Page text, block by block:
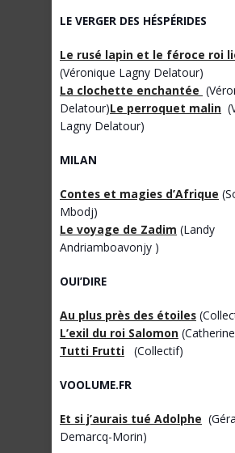
LE VERGER DES HÉSPÉRIDES
Le rusé lapin et le féroce roi
(Véronique Lagny Delatour)
La clochette enchantée
Delatour)Le perroquet malin
Lagny Delatour)
MILAN
Contes et magies d’Afrique
Mbodj)
Le voyage de Zadim (Landy
Andriamboavonjy )
OUI’DIRE
Au plus près des étoiles
L’exil du roi Salomon
Tutti Frutti (Collectif)
VOOLUME.FR
Et si j’aurais tué Adolphe
Demarcq-Morin)